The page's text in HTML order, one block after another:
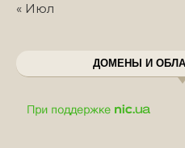
« Июл
ДОМЕНЫ И